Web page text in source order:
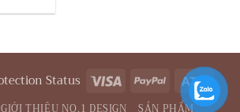
Visa PayPal Atm